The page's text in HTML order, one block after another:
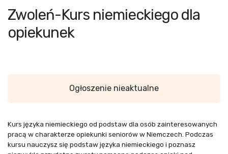
Zwoleń-Kurs niemieckiego dla
opiekunek
Ogłoszenie nieaktualne
Kurs języka niemieckiego od podstaw dla osób zainteresowanych
pracą w charakterze opiekunki seniorów w Niemczech. Podczas
kursu nauczysz się podstaw języka niemieckiego i poznasz